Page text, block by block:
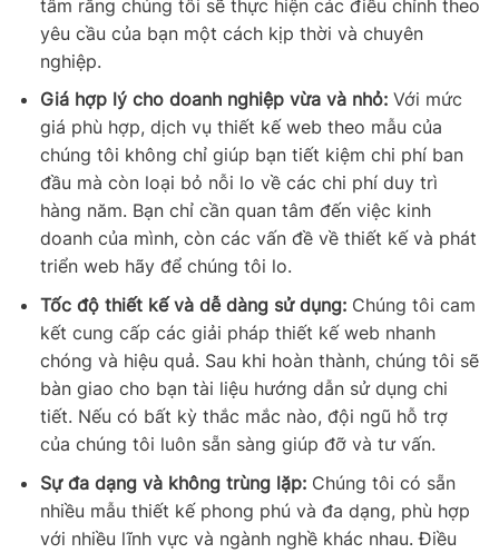
tâm rằng chúng tôi sẽ thực hiện các điều chỉnh theo
yêu cầu của bạn một cách kịp thời và chuyên
nghiệp.
Giá hợp lý cho doanh nghiệp vừa và nhỏ:Với mức
giá phù hợp, dịch vụ thiết kế web theo mẫu của
chúng tôi không chỉ giúp bạn tiết kiệm chi phí ban
đầu mà còn loại bỏ nỗi lo về các chi phí duy trì
hàng năm. Bạn chỉ cần quan tâm đến việc kinh
doanh của mình, còn các vấn đề về thiết kế và phát
triển web hãy để chúng tôi lo.
Tốc độ thiết kế và dễ dàng sử dụng:Chúng tôi cam
kết cung cấp các giải pháp thiết kế web nhanh
chóng và hiệu quả. Sau khi hoàn thành, chúng tôi sẽ
bàn giao cho bạn tài liệu hướng dẫn sử dụng chi
tiết. Nếu có bất kỳ thắc mắc nào, đội ngũ hỗ trợ
của chúng tôi luôn sẵn sàng giúp đỡ và tư vấn.
Sự đa dạng và không trùng lặp:Chúng tôi có sẵn
nhiều mẫu thiết kế phong phú và đa dạng, phù hợp
với nhiều lĩnh vực và ngành nghề khác nhau. Điều